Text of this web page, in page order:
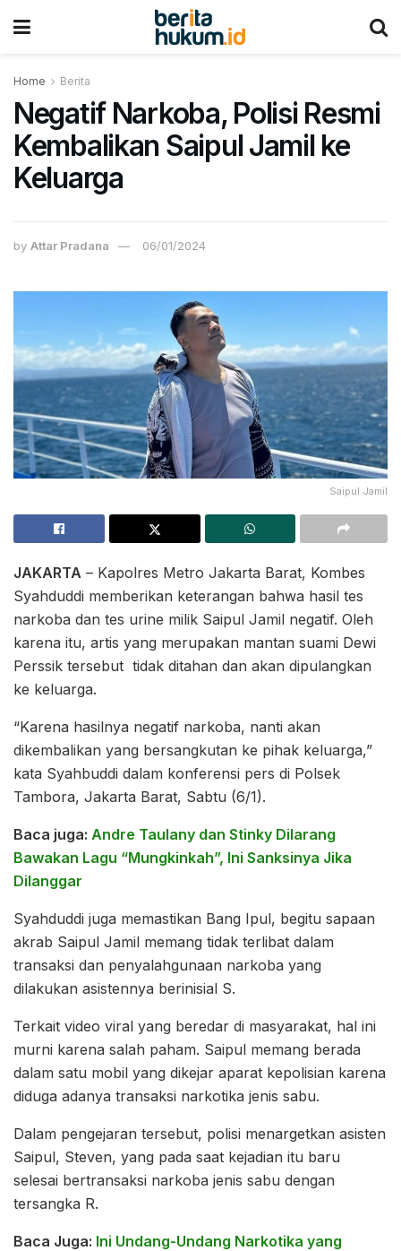
Home Berita
Negatif Narkoba, Polisi Resmi
Kembalikan Saipul Jamil ke
Keluarga
by Attar Pradana 06/01/2024
Saipul Jamil
JAKARTA – Kapolres Metro Jakarta Barat, Kombes
Syahduddi memberikan keterangan bahwa hasil tes
narkoba dan tes urine milik Saipul Jamil negatif. Oleh
karena itu, artis yang merupakan mantan suami Dewi
Perssik tersebut tidak ditahan dan akan dipulangkan
ke keluarga.
“Karena hasilnya negatif narkoba, nanti akan
dikembalikan yang bersangkutan ke pihak keluarga,”
kata Syahbuddi dalam konferensi pers di Polsek
Tambora, Jakarta Barat, Sabtu (6/1).
Baca juga: Andre Taulany dan Stinky Dilarang
Bawakan Lagu “Mungkinkah”, Ini Sanksinya Jika
Dilanggar
Syahduddi juga memastikan Bang Ipul, begitu sapaan
akrab Saipul Jamil memang tidak terlibat dalam
transaksi dan penyalahgunaan narkoba yang
dilakukan asistennya berinisial S.
Terkait video viral yang beredar di masyarakat, hal ini
murni karena salah paham. Saipul memang berada
dalam satu mobil yang dikejar aparat kepolisian karena
diduga adanya transaksi narkotika jenis sabu.
Dalam pengejaran tersebut, polisi menargetkan asisten
Saipul, Steven, yang pada saat kejadian itu baru
selesai bertransaksi narkoba jenis sabu dengan
tersangka R.
Baca Juga: Ini Undang-Undang Narkotika yang